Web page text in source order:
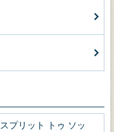
プリット トゥ ソッ